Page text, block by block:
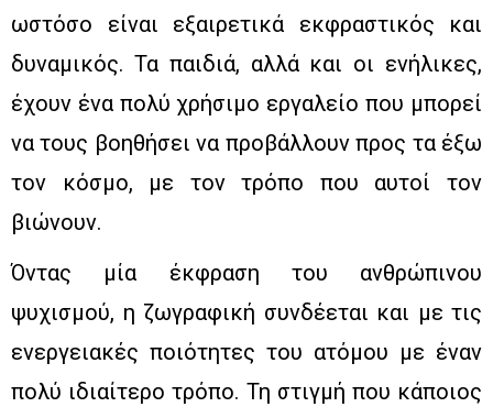
ωστόσο είναι εξαιρετικά εκφραστικός και
δυναμικός. Τα παιδιά, αλλά και οι ενήλικες,
έχουν ένα πολύ χρήσιμο εργαλείο που μπορεί
να τους βοηθήσει να προβάλλουν προς τα έξω
τον κόσμο, με τον τρόπο που αυτοί τον
βιώνουν.
Όντας μία έκφραση του ανθρώπινου
ψυχισμού, η ζωγραφική συνδέεται και με τις
ενεργειακές ποιότητες του ατόμου με έναν
πολύ ιδιαίτερο τρόπο. Τη στιγμή που κάποιος